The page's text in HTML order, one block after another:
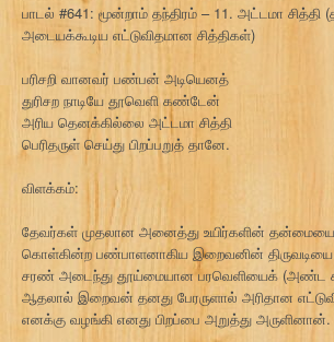
பாடல் #641: மூன்றாம் தந்திரம் – 11. அட்டமா சித்தி
அடையக்கூடிய எட்டுவிதமான சித்திகள்)
பரிசறி வானவர் பண்பன் அடியெனத்
துரிசற நாடியே தூவெளி கண்டேன்
அரிய தெனக்கில்லை அட்டமா சித்தி
பெரிதருள் செய்து பிறப்பறுத் தானே.
விளக்கம்:
தேவர்கள் முதலான அனைத்து உயிர்களின்
கொள்கின்ற பண்பாளனாகிய இறைவனின்
சரண் அடைந்து தூய்மையான பரவெளியைக் (அண்ட
ஆதலால் இறைவன் தனது பேரருளால் அரிதான
எனக்கு வழங்கி எனது பிறப்பை அறுத்து அருளினான்.